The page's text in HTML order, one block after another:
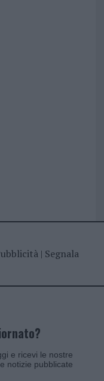
| Segnala
e ricevi le nostre
notizie pubblicate